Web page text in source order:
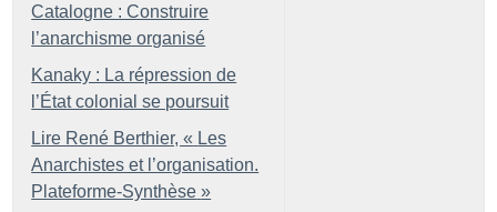
Catalogne : Construire
l’anarchisme organisé
Kanaky : La répression de
l’État colonial se poursuit
Lire René Berthier, « Les
Anarchistes et l’organisation.
Plateforme-Synthèse »